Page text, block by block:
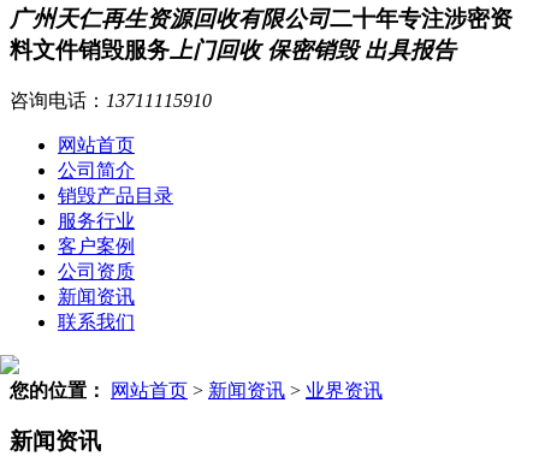
广州天仁再生资源回收有限公司二十年专注涉密资
料文件销毁服务 上门回收 保密销毁 出具报告
咨询电话： 13711115910
网站首页
公司简介
销毁产品目录
服务行业
客户案例
公司资质
新闻资讯
联系我们
您的位置： 网站首页 > 新闻资讯 > 业界资讯
新闻资讯